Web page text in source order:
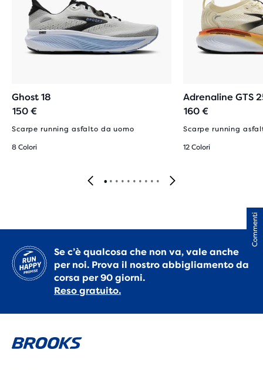
Ghost 18
150 €
Scarpe running asfalto da uomo
8 Colori
Adrenaline GTS
160 €
Scarpe running
12 Colori
Se c’è qualcosa che non va, vale anche
per noi. Prova il nostro abbigliamento da
corsa per 90 giorni.
Reso gratuito.
Commenti